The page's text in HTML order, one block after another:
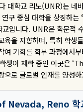
대학교 리노(UNR)는 네
구 중심 대학을 상징하는
교입니다. UNR은 학문적
육을 지향하며, 특히 학생
여 기회를 학부 과정에서
생이 재학 중인 이곳은
으로 글로벌 인재를 양성
Nevada, Reno 학